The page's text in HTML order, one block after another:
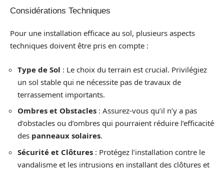
Considérations Techniques
Pour une installation efficace au sol, plusieurs aspects
techniques doivent être pris en compte :
Type de Sol : Le choix du terrain est crucial. Privilégiez
un sol stable qui ne nécessite pas de travaux de
terrassement importants.
Ombres et Obstacles : Assurez-vous qu’il n’y a pas
d’obstacles ou d’ombres qui pourraient réduire l’efficacité
des panneaux solaires.
Sécurité et Clôtures : Protégez l’installation contre le
vandalisme et les intrusions en installant des clôtures et